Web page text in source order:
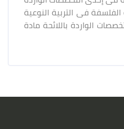
الفلسفة فى التربية النوعية
الواردة باللائحة مادة